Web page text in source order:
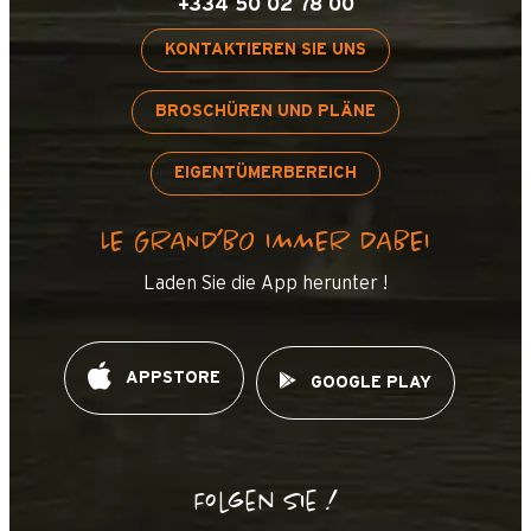
+334 50 02 78 00
KONTAKTIEREN SIE UNS
BROSCHÜREN UND PLÄNE
EIGENTÜMERBEREICH
LE GRAND’BO IMMER DABEI
Laden Sie die App herunter !
APPSTORE GOOGLE PLAY
Folgen Sie !